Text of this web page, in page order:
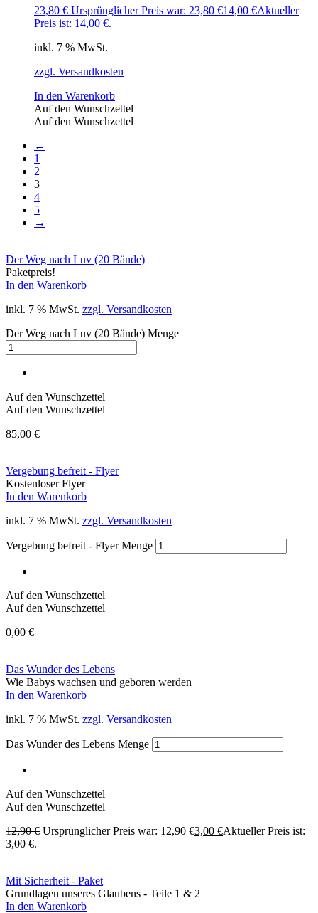
23,80€ Ursprünglicher Preis war: 23,80 €14,00 €Aktueller
Preis ist: 14,00 €.
inkl. 7 % MwSt.
zzgl. Versandkosten
In den Warenkorb
Auf den Wunschzettel
Auf den Wunschzettel
←
1
2
3
4
5
→
Der Weg nach Luv (20 Bände)
Paketpreis!
In den Warenkorb
inkl. 7 % MwSt. zzgl. Versandkosten
Der Weg nach Luv (20 Bände) Menge
Auf den Wunschzettel
Auf den Wunschzettel
85,00 €
Vergebung befreit - Flyer
Kostenloser Flyer
In den Warenkorb
inkl. 7 % MwSt. zzgl. Versandkosten
Vergebung befreit - Flyer Menge
Auf den Wunschzettel
Auf den Wunschzettel
0,00 €
Das Wunder des Lebens
Wie Babys wachsen und geboren werden
In den Warenkorb
inkl. 7 % MwSt. zzgl. Versandkosten
Das Wunder des Lebens Menge
Auf den Wunschzettel
Auf den Wunschzettel
12,90€ Ursprünglicher Preis war: 12,90 €3,00 €Aktueller Preis ist:
3,00 €.
Mit Sicherheit - Paket
Grundlagen unseres Glaubens - Teile 1 & 2
In den Warenkorb